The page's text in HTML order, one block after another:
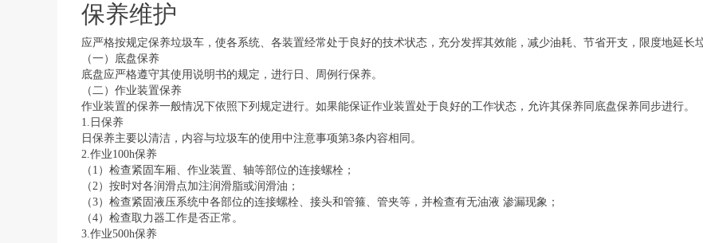
保养维护
应严格按规定保养垃圾车，使各系统、各装置经常处于良好的技术状态，充分发挥其效能，减少油耗、节省开支，限度地延长
（一）底盘保养
底盘应严格遵守其使用说明书的规定，进行日、周例行保养。
（二）作业装置保养
作业装置的保养一般情况下依照下列规定进行。如果能保证作业装置处于良好的工作状态，允许其保养同底盘保养同步进行。
1.日保养
日保养主要以清洁，内容与垃圾车的使用中注意事项第3条内容相同。
2.作业100h保养
（ 1）检查紧固车厢、作业装置、轴等部位的连接螺栓；
（2）按时对各润滑点加注润滑脂或润滑油；
（3）检查紧固液压系统中各部位的连接螺栓、接头和管箍、管夹等，并检查有无油液 渗漏现象；
（4）检查取力器工作是否正常。
3.作业500h保养